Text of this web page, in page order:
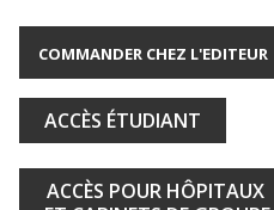
COMMANDER CHEZ L'EDITEUR
ACCÈS ÉTUDIANT
ACCÈS POUR HÔPITAUX